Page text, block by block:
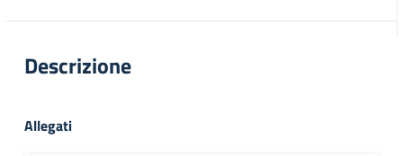
Descrizione
Allegati